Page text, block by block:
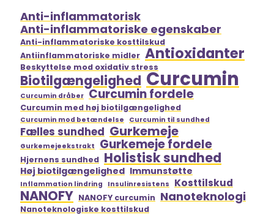
Anti-inflammatorisk
Anti-inflammatoriske egenskaber
Anti-inflammatoriske kosttilskud
Antiinflammatoriske midler Antioxidanter
Beskyttelse mod oxidativ stress
Biotilgængelighed Curcumin
Curcumin dråber Curcumin fordele
Curcumin med høj biotilgængelighed
Curcumin mod betændelse Curcumin til sundhed
Fælles sundhed Gurkemeje
Gurkemejeekstrakt Gurkemeje fordele
Hjernens sundhed Holistisk sundhed
Høj biotilgængelighed Immunstøtte
Inflammation lindring Insulinresistens Kosttilskud
NANOFY NANOFY curcumin Nanoteknologi
Nanoteknologiske kosttilskud